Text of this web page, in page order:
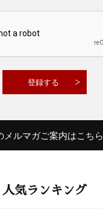
メルマガご案内はこちら
人気ランキング